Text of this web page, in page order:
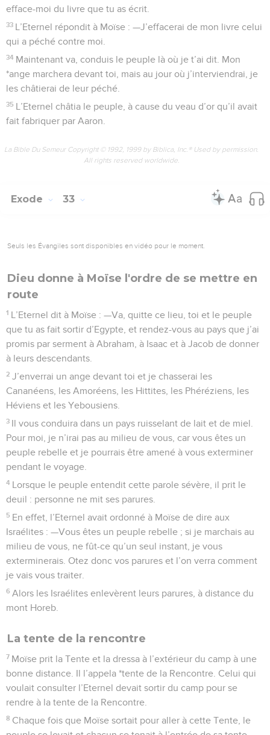
efface-moi du livre que tu as écrit.
33 L’Eternel répondit à Moïse : —J’effacerai de mon livre celui
qui a péché contre moi.
34 Maintenant va, conduis le peuple là où je t’ai dit. Mon
*ange marchera devant toi, mais au jour où j’interviendrai, je
les châtierai de leur péché.
35 L’Eternel châtia le peuple, à cause du veau d’or qu’il avait
fait fabriquer par Aaron.
La Bible Du Semeur Copyright © 1992, 1999 by Biblica, Inc.® Used by permission.
All rights reserved worldwide.
Exode 33
Seuls les Évangiles sont disponibles en vidéo pour le moment.
Dieu donne à Moïse l'ordre de se mettre en
route
1 L’Eternel dit à Moïse : —Va, quitte ce lieu, toi et le peuple
que tu as fait sortir d’Egypte, et rendez-vous au pays que j’ai
promis par serment à Abraham, à Isaac et à Jacob de donner
à leurs descendants.
2 J’enverrai un ange devant toi et je chasserai les
Cananéens, les Amoréens, les Hittites, les Phéréziens, les
Héviens et les Yebousiens.
3 Il vous conduira dans un pays ruisselant de lait et de miel.
Pour moi, je n’irai pas au milieu de vous, car vous êtes un
peuple rebelle et je pourrais être amené à vous exterminer
pendant le voyage.
4 Lorsque le peuple entendit cette parole sévère, il prit le
deuil : personne ne mit ses parures.
5 En effet, l’Eternel avait ordonné à Moïse de dire aux
Israélites : —Vous êtes un peuple rebelle ; si je marchais au
milieu de vous, ne fût-ce qu’un seul instant, je vous
exterminerais. Otez donc vos parures et l’on verra comment
je vais vous traiter.
6 Alors les Israélites enlevèrent leurs parures, à distance du
mont Horeb.
La tente de la rencontre
7 Moïse prit la Tente et la dressa à l’extérieur du camp à une
bonne distance. Il l’appela *tente de la Rencontre. Celui qui
voulait consulter l’Eternel devait sortir du camp pour se
rendre à la tente de la Rencontre.
8 Chaque fois que Moïse sortait pour aller à cette Tente, le